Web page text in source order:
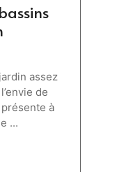
assez
de
à
...